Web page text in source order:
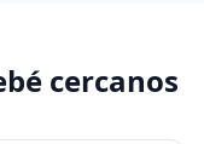
cercanos